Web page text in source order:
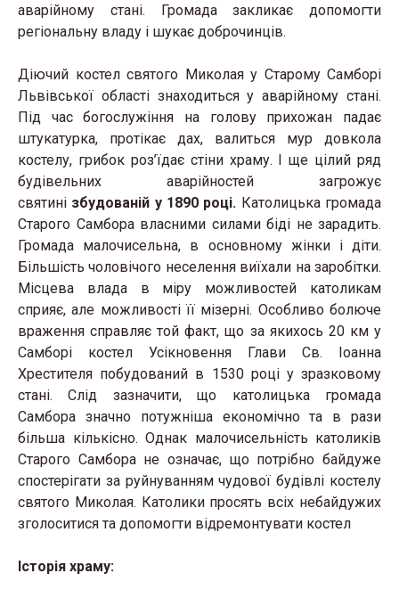
аварійному стані. Громада закликає допомогти
регіональну владу і шукає доброчинців.
Діючий костел святого Миколая у Старому Самборі
Львівської області знаходиться у аварійному стані.
Під час богослужіння на голову прихожан падає
штукатурка, протікає дах, валиться мур довкола
костелу, грибок роз’їдає стіни храму. І ще цілий ряд
будівельних аварійностей загрожує
святині збудованій у 1890 році. Католицька громада
Старого Самбора власними силами біді не зарадить.
Громада малочисельна, в основному жінки і діти.
Більшість чоловічого неселення виїхали на заробітки.
Місцева влада в міру можливостей католикам
сприяє, але можливості її мізерні. Особливо болюче
враження справляє той факт, що за якихось 20 км у
Самборі костел Усікновення Глави Св. Іоанна
Хрестителя побудований в 1530 році у зразковому
стані. Слід зазначити, що католицька громада
Самбора значно потужніша економічно та в рази
більша кількісно. Однак малочисельність католиків
Старого Самбора не означає, що потрібно байдуже
спостерігати за руйнуванням чудової будівлі костелу
святого Миколая. Католики просять всіх небайдужих
зголоситися та допомогти відремонтувати костел
Історія храму: